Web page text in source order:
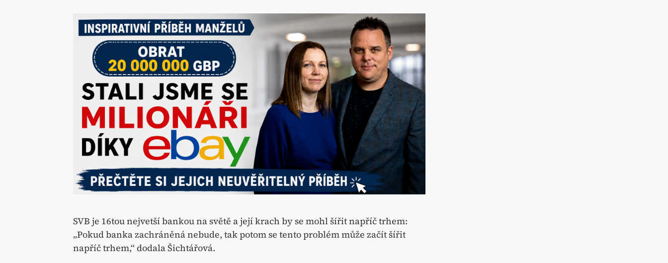
SVB je 16tou nejvetší bankou na světě a její krach by se mohl šířit napříč trhem:
„Pokud banka zachráněná nebude, tak potom se tento problém může začít šířit
napříč trhem,“ dodala Šichtářová.